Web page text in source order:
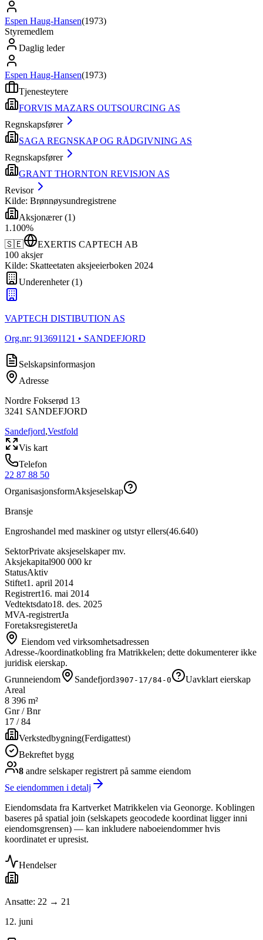
Espen Haug-Hansen(1973)
Styremedlem
Daglig leder
Espen Haug-Hansen(1973)
Tjenesteytere
FORVIS MAZARS OUTSOURCING AS
Regnskapsfører
SAGA REGNSKAP OG RÅDGIVNING AS
Regnskapsfører
GRANT THORNTON REVISJON AS
Revisor
Kilde: Brønnøysundregistrene
Aksjonærer(1)
1 .100%
🇸🇪
EXERTIS CAPTECH AB
100 aksjer
Kilde: Skatteetaten aksjeeierboken 2024
Underenheter(1)
VAPTECH DISTIBUTION AS
Org.nr: 913691121 • SANDEFJORD
Selskapsinformasjon
Adresse
Nordre Fokserød 13
3241 SANDEFJORD
Sandefjord,Vestfold
Vis kart
Telefon
22 87 88 50
OrganisasjonsformAksjeselskap
Bransje
Engroshandel med maskiner og utstyr ellers(46.640)
SektorPrivate aksjeselskaper mv.
Aksjekapital900 000 kr
StatusAktiv
Stiftet1. april 2014
Registrert16. mai 2014
Vedtektsdato18. des. 2025
MVA-registrertJa
ForetaksregisteretJa
Eiendom ved virksomhetsadressen
Adresse-/koordinatkobling fra Matrikkelen; dette dokumenterer ikke
juridisk eierskap.
Grunneiendom
Sandefjord3907-17/84-0
Uavklart eierskap
Areal
8 396 m²
Gnr / Bnr
17 /84
Verkstedbygning(Ferdigattest)
Bekreftet bygg
8 andre selskaperregistrert på samme eiendom
Se eiendommen i detalj
Eiendomsdata fra Kartverket Matrikkelen via Geonorge. Koblingen
baseres på spatial join (selskapets geocodede koordinat ligger inni
eiendomsgrensen) — kan inkludere naboeiendommer hvis
koordinatet er upresist.
Hendelser
Ansatte: 22 → 21
12. juni